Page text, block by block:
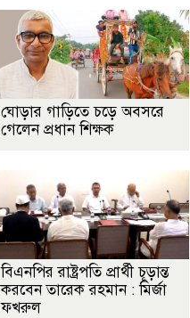
ঘোড়ার গাড়িতে চড়ে অবসরে
গেলেন প্রধান শিক্ষক
বিএনপির রাষ্ট্রপতি প্রার্থী চূড়ান্ত
করবেন তারেক রহমান : মির্জা
ফখরুল